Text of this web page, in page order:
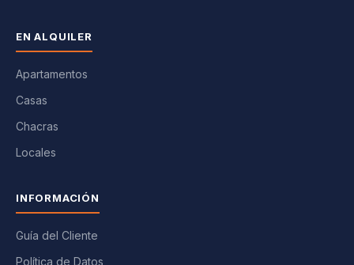
EN ALQUILER
Apartamentos
Casas
Chacras
Locales
INFORMACIÓN
Guía del Cliente
Política de Datos